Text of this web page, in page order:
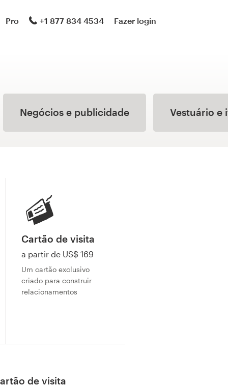
Pro +1 877 834 4534 Fazer login
Negócios e publicidade Vestuário e
Cartão de visita
a partir de US$ 169
Um cartão exclusivo
criado para construir
relacionamentos
de visita